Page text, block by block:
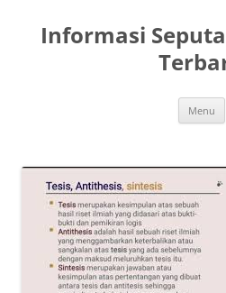
content
Informasi
Menu